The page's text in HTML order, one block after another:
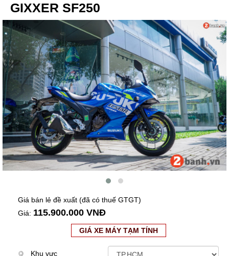
GIXXER SF250
Giá bán lẻ đề xuất (đã có thuế GTGT)
Giá: 115.900.000 VNĐ
GIÁ XE MÁY TẠM TÍNH
Khu vực